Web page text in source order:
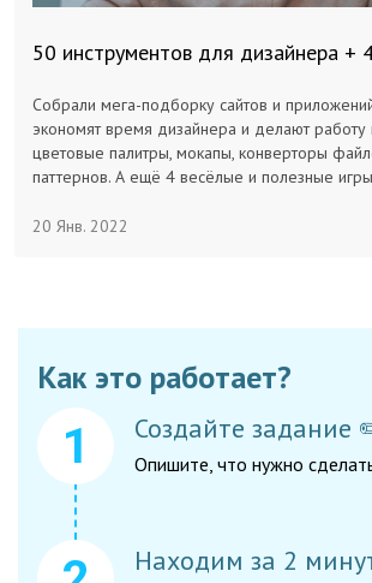
Исполнителям
Заказчикам
50 инструментов для дизайнера +
Собрали мега-подборку сайтов и
экономят время дизайнера и делают работу
цветовые палитры, мокапы, конверторы
паттернов. А ещё 4 весёлые и полезные
20 Янв. 2022
Как это работает?
Создайте задание
Опишите, что нужно
Находим за 2